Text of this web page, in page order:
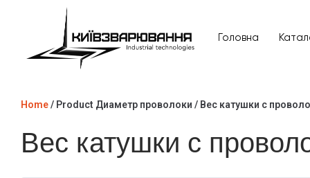
Головна
Home/ Product Диаметр проволоки / Вес катушки с
Вес катушки с
Відгуки